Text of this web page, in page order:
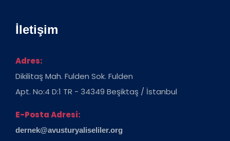
İletişim
Adres:
Dikilitaş Mah. Fulden Sok. Fulden
Apt. No:4 D:1 TR - 34349 Beşiktaş / İstanbul
E-Posta Adresi:
dernek@avusturyaliseliler.org